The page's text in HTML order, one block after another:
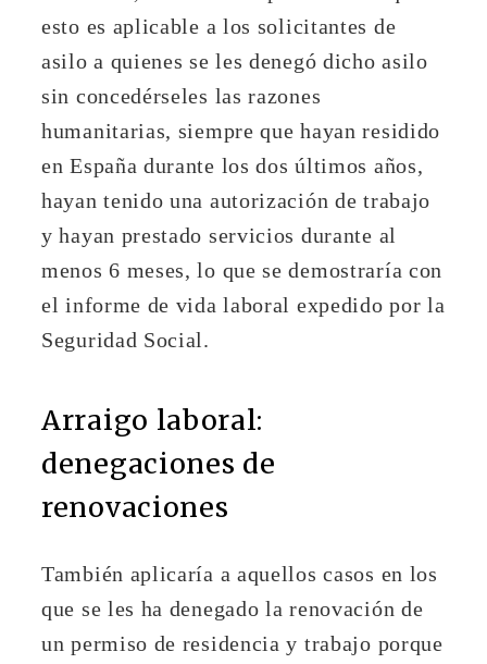
esto es aplicable a los solicitantes de
asilo a quienes se les denegó dicho asilo
sin concedérseles las razones
humanitarias, siempre que hayan residido
en España durante los dos últimos años,
hayan tenido una autorización de trabajo
y hayan prestado servicios durante al
menos 6 meses, lo que se demostraría con
el informe de vida laboral expedido por la
Seguridad Social.
Arraigo laboral:
denegaciones de
renovaciones
También aplicaría a aquellos casos en los
que se les ha denegado la renovación de
un permiso de residencia y trabajo porque